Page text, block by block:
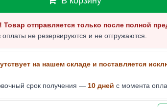
Товар отправляется только после полной
оплаты не резервируются и не отгружаются.
на нашем складе и поставляется
срок получения — 10 дней с момента